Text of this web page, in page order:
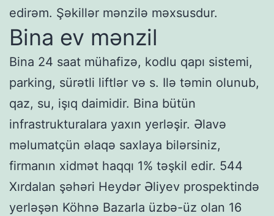
edirəm. Şəkillər mənzilə məxsusdur.
Bina ev mənzil
Bina 24 saat mühafizə, kodlu qapı sistemi,
parking, sürətli liftlər və s. Ilə təmin olunub,
qaz, su, işıq daimidir. Bina bütün
infrastrukturalara yaxın yerləşir. Əlavə
məlumatçün əlaqə saxlaya bilərsiniz,
firmanın xidmət haqqı 1% təşkil edir. 544
Xırdalan şəhəri Heydər Əliyev prospektində
yerləşən Köhnə Bazarla üzbə-üz olan 16